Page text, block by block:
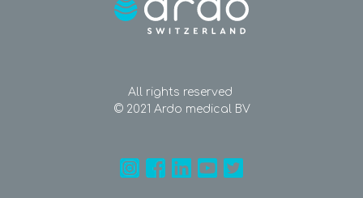
All rights reserved
© 2021 Ardo medical BV